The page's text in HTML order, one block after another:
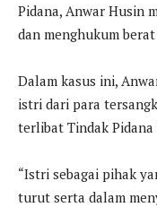
Pidana, Anwar Husin
dan menghukum
Dalam kasus ini,
istri dari para
terlibat Tindak Pidana
“Istri sebagai pihak
turut serta dalam